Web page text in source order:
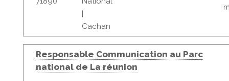
|
Cachan
Responsable Communication au Parc
national de La réunion